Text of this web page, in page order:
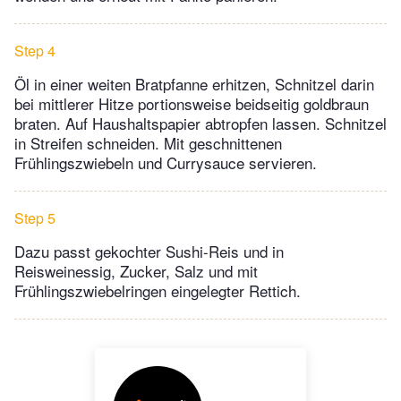
Step 4
Öl in einer weiten Bratpfanne erhitzen, Schnitzel darin
bei mittlerer Hitze portionsweise beidseitig goldbraun
braten. Auf Haushaltspapier abtropfen lassen. Schnitzel
in Streifen schneiden. Mit geschnittenen
Frühlingszwiebeln und Currysauce servieren.
Step 5
Dazu passt gekochter Sushi-Reis und in
Reisweinessig, Zucker, Salz und mit
Frühlingszwiebelringen eingelegter Rettich.